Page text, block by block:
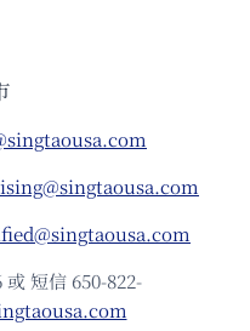
或 短信 650-822-